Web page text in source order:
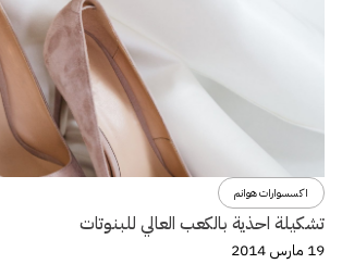
اكسسوارات هوانم
تشكيلة احذية بالكعب العالي للبنوتات
19 مارس 2014